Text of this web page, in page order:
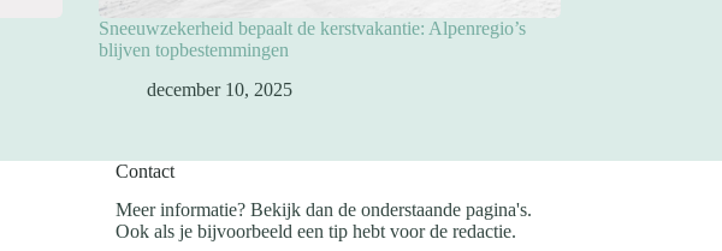
Sneeuwzekerheid bepaalt de kerstvakantie: Alpenregio’s
blijven topbestemmingen
december 10, 2025
Contact
Meer informatie? Bekijk dan de onderstaande pagina's.
Ook als je bijvoorbeeld een tip hebt voor de redactie.